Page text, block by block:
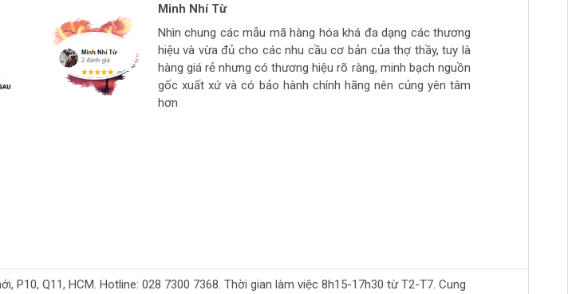
Đinh Xuân Phong
Hàng ở thích tự làm hàng chất lượng giá sinh viên, thich hợp
cho thợ thầy đi làm hằng ngày.. còn cao cấp ghé>>>>>>>>
strore làm mộc >>>>>>>>
Minh Nhí Từ
Nhìn chung các mẫu mã hàng hóa khá đa dạng các thương
hiệu và vừa đủ cho các nhu cầu cơ bản của thợ thầy, tuy là
hàng giá rẻ nhưng có thương hiệu rõ ràng, minh bạch nguồn
gốc xuất xứ và có bảo hành chính hãng nên củng yên tâm
hơn
Hiệu Nguyễn
Ngon bổ rẻ
tuan anh tran huynh
Giá mềm vừa túi tiền, số lượng hàng ít, thường phải đợi đặt
hàng
P10, Q11, HCM. Hotline: 028 7300 7368. Thời gian làm việc 8h15-17h30 từ T2-T7. Cung